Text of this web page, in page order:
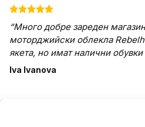
“Много добре зареден
моторджийски облекла
якета, но имат налични
Iva Ivanova